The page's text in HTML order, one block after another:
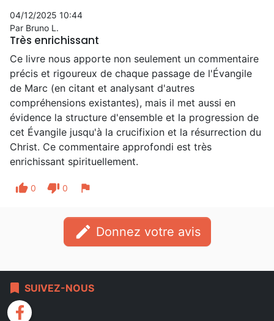
04/12/2025 10:44
Par Bruno L.
Très enrichissant
Ce livre nous apporte non seulement un commentaire
précis et rigoureux de chaque passage de l'Évangile
de Marc (en citant et analysant d'autres
compréhensions existantes), mais il met aussi en
évidence la structure d'ensemble et la progression de
cet Évangile jusqu'à la crucifixion et la résurrection du
Christ. Ce commentaire approfondi est très
enrichissant spirituellement.
thumb_up 0 thumb_down 0 flag
edit Donnez votre avis
bookmark SUIVEZ-NOUS
facebook